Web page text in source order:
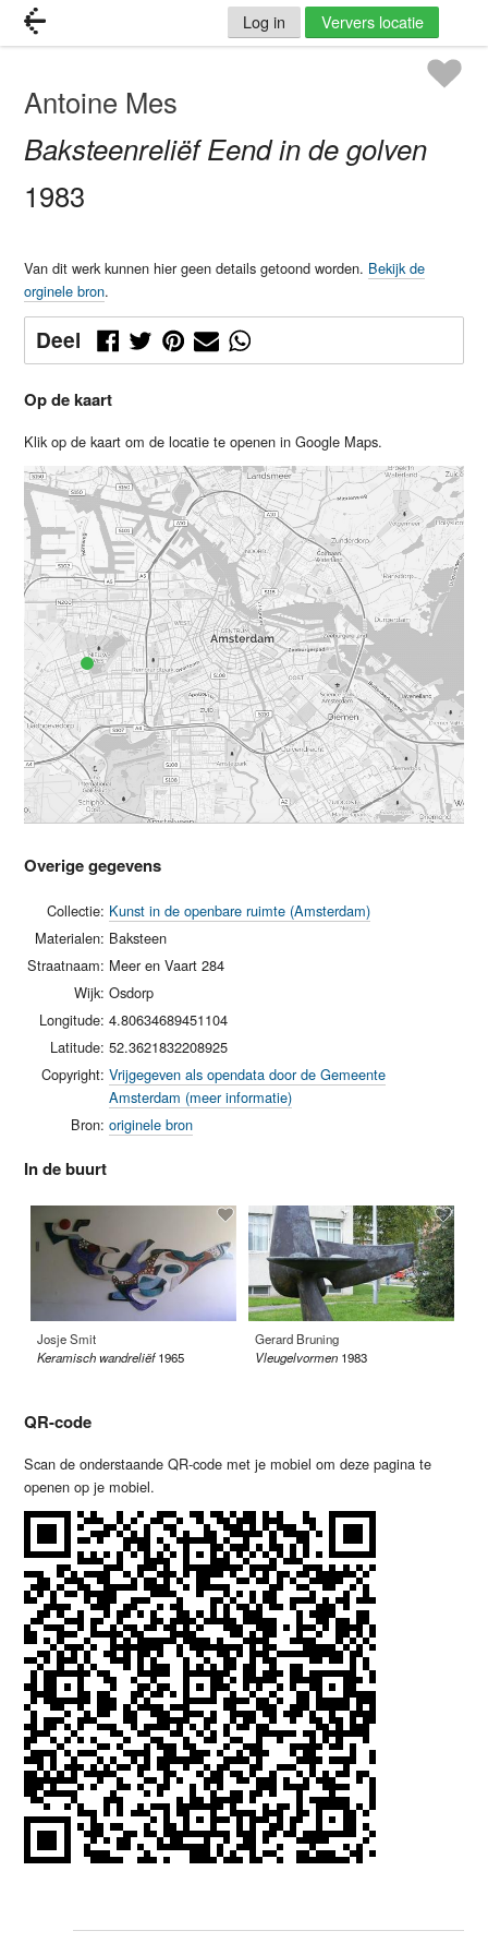
Log in Ververs locatie
Antoine Mes
Baksteenreliëf Eend in de golven
1983
Van dit werk kunnen hier geen details getoond worden. Bekijk de
orginele bron.
Deel
Op de kaart
Klik op de kaart om de locatie te openen in Google Maps.
Overige gegevens
Collectie: Kunst in de openbare ruimte (Amsterdam)
Materialen: Baksteen
Straatnaam: Meer en Vaart 284
Wijk: Osdorp
Longitude: 4.80634689451104
Latitude: 52.3621832208925
Copyright: Vrijgegeven als opendata door de Gemeente
Amsterdam (meer informatie)
Bron: originele bron
In de buurt
Josje Smit
Keramisch wandreliëf 1965
Gerard Bruning
Vleugelvormen 1983
QR-code
Scan de onderstaande QR-code met je mobiel om deze pagina te
openen op je mobiel.